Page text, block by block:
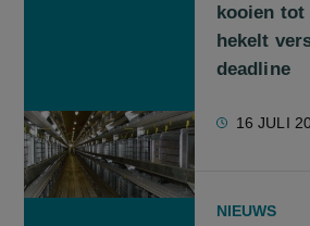
kooien tot
hekelt
deadline
16 JULI
NIEUWS